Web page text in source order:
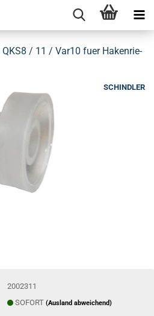
/ 11 / Var10 fuer Ha­ken­rie­
SCHINDLER
2002311
SOFORT(Ausland abweichend)